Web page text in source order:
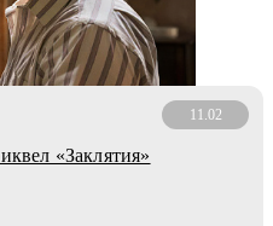
11.02
«Заклятия»